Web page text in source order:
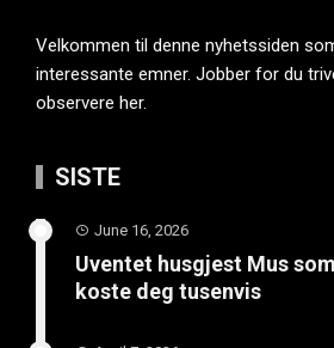
Velkommen til denne nyhetssiden
interessante emner. Jobber for du
observere her.
SISTE
June 16, 2026
Uventet husgjest Mus
koste deg tusenvis